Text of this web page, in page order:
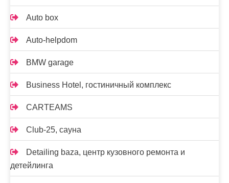
Auto box
Auto-helpdom
BMW garage
Business Hotel, гостиничный комплекс
CARTEAMS
Club-25, сауна
Detailing baza, центр кузовного ремонта и
детейлинга